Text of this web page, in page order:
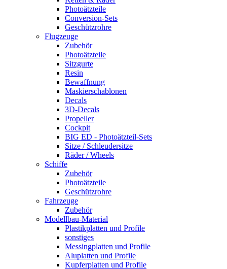
Photoätzteile
Conversion-Sets
Geschützrohre
Flugzeuge
Zubehör
Photoätzteile
Sitzgurte
Resin
Bewaffnung
Maskierschablonen
Decals
3D-Decals
Propeller
Cockpit
BIG ED - Photoätzteil-Sets
Sitze / Schleudersitze
Räder / Wheels
Schiffe
Zubehör
Photoätzteile
Geschützrohre
Fahrzeuge
Zubehör
Modellbau-Material
Plastikplatten und Profile
sonstiges
Messingplatten und Profile
Aluplatten und Profile
Kupferplatten und Profile